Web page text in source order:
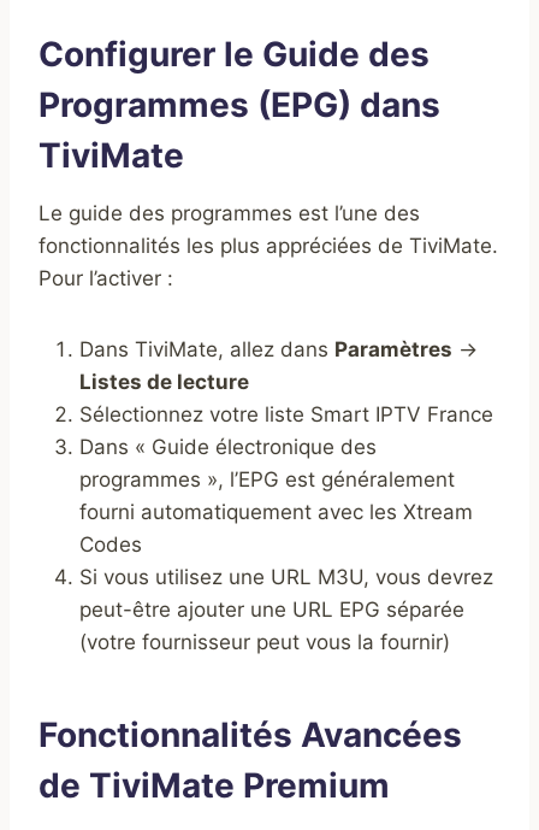
Configurer le Guide des
Programmes (EPG) dans
TiviMate
Le guide des programmes est l’une des
fonctionnalités les plus appréciées de TiviMate.
Pour l’activer :
Dans TiviMate, allez dans Paramètres →
Listes de lecture
Sélectionnez votre liste Smart IPTV France
Dans « Guide électronique des
programmes », l’EPG est généralement
fourni automatiquement avec les Xtream
Codes
Si vous utilisez une URL M3U, vous devrez
peut-être ajouter une URL EPG séparée
(votre fournisseur peut vous la fournir)
Fonctionnalités Avancées
de TiviMate Premium